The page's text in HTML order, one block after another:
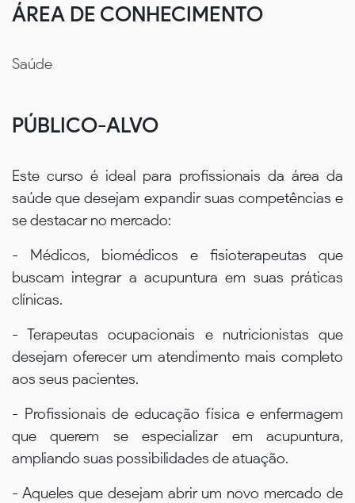
ÁREA DE CONHECIMENTO
Saúde
PÚBLICO-ALVO
Este curso é ideal para profissionais da área da
saúde que desejam expandir suas competências e
se destacar no mercado:
- Médicos, biomédicos e fisioterapeutas que
buscam integrar a acupuntura em suas práticas
clínicas.
- Terapeutas ocupacionais e nutricionistas que
desejam oferecer um atendimento mais completo
aos seus pacientes.
- Profissionais de educação física e enfermagem
que querem se especializar em acupuntura,
ampliando suas possibilidades de atuação.
- Aqueles que desejam abrir um novo mercado de